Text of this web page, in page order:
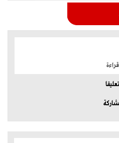
قراءة
تعليقا